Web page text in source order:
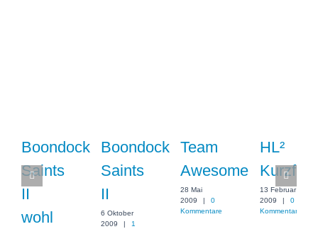
Boondock
Saints
II
wohl
Boondock
Saints
II
6 Oktober
2009
|
1
Team
Awesome
28 Mai
2009
|
0
Kommentare
HL²
Kurzfilm
13 Februar
2009
|
0
Kommentare